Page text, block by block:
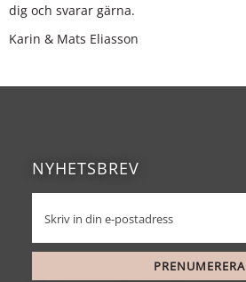
dig och svarar gärna.
Karin & Mats Eliasson
NYHETSBREV
PRENUMERERA